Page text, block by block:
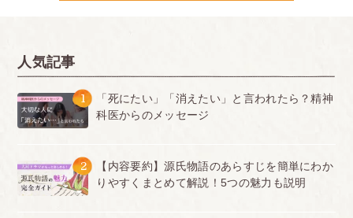
人気記事
1
「死にたい」「消えたい」と言われたら？精神
科医からのメッセージ
2
【内容要約】源氏物語のあらすじを簡単にわか
りやすくまとめて解説！5つの魅力も説明